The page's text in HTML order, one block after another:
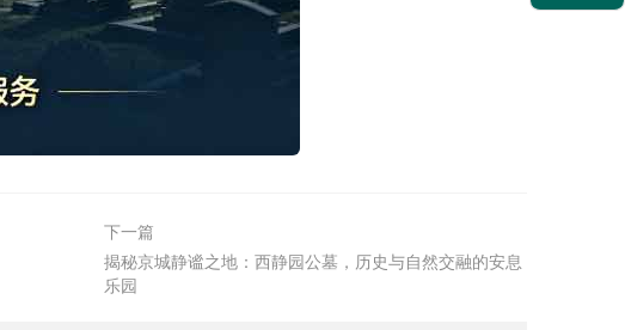
下一篇
揭秘京城静谧之地：西静园公墓，历史与自然交融的安息
乐园